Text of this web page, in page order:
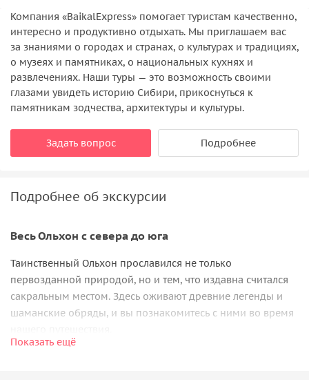
Компания «BaikalExpress» помогает туристам качественно,
интересно и продуктивно отдыхать. Мы приглашаем вас
за знаниями о городах и странах, о культурах и традициях,
о музеях и памятниках, о национальных кухнях и
развлечениях. Наши туры — это возможность своими
глазами увидеть историю Сибири, прикоснуться к
памятникам зодчества, архитектуры и культуры.
Задать вопрос Подробнее
Подробнее об экскурсии
Весь Ольхон с севера до юга
Таинственный Ольхон прославился не только
первозданной природой, но и тем, что издавна считался
сакральным местом. Здесь оживают древние легенды и
шаманские обряды, и вы познакомитесь с ними во время
Показать ещё